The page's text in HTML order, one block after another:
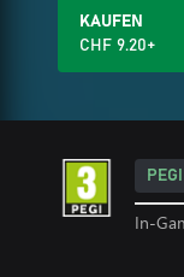
KAUFEN
CHF 9.20+
In-